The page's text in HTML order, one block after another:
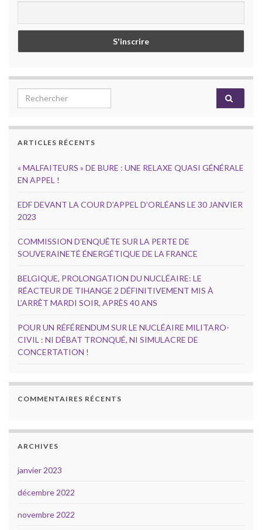
Search for:
ARTICLES RÉCENTS
« MALFAITEURS » DE BURE : UNE RELAXE QUASI GÉNÉRALE
EN APPEL !
EDF DEVANT LA COUR D’APPEL D’ORLÉANS LE 30 JANVIER
2023
COMMISSION D’ENQUÊTE SUR LA PERTE DE
SOUVERAINETÉ ÉNERGÉTIQUE DE LA FRANCE
BELGIQUE, PROLONGATION DU NUCLÉAIRE: LE
RÉACTEUR DE TIHANGE 2 DÉFINITIVEMENT MIS À
L’ARRÊT MARDI SOIR, APRÈS 40 ANS
POUR UN RÉFÉRENDUM SUR LE NUCLÉAIRE MILITARO-
CIVIL : NI DÉBAT TRONQUÉ, NI SIMULACRE DE
CONCERTATION !
COMMENTAIRES RÉCENTS
ARCHIVES
janvier 2023
décembre 2022
novembre 2022